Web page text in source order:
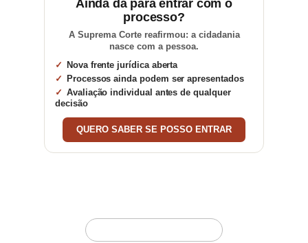
Ainda dá para entrar com o
processo?
A Suprema Corte reafirmou: a cidadania
nasce com a pessoa.
Nova frente jurídica aberta
Processos ainda podem ser apresentados
Avaliação individual antes de qualquer
decisão
QUERO SABER SE POSSO ENTRAR